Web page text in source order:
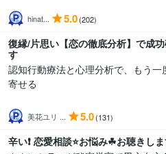
hinat... 5.0(202)
復縁/片思い【恋の徹底分析】で成
す
認知行動療法と心理分析で、もう一
寄せる
美花ユリ ... 5.0(131)
辛い❗️ 恋愛相談⭐️お悩み☘お聴きし